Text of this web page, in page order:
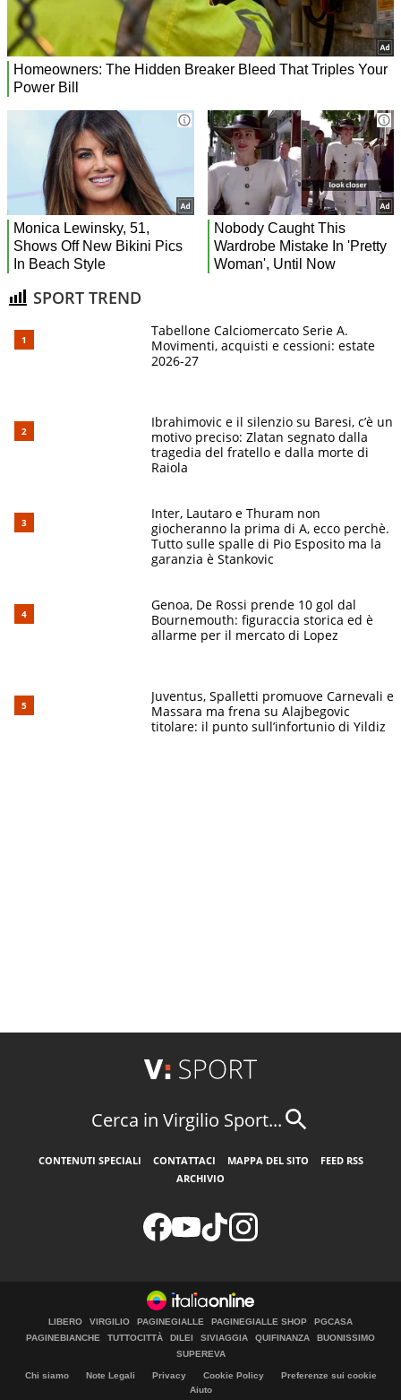
SPORT TREND
Tabellone Calciomercato Serie A.
Movimenti, acquisti e cessioni: estate
2026-27
Ibrahimovic e il silenzio su Baresi, c’è un
motivo preciso: Zlatan segnato dalla
tragedia del fratello e dalla morte di
Raiola
Inter, Lautaro e Thuram non
giocheranno la prima di A, ecco perchè.
Tutto sulle spalle di Pio Esposito ma la
garanzia è Stankovic
Genoa, De Rossi prende 10 gol dal
Bournemouth: figuraccia storica ed è
allarme per il mercato di Lopez
Juventus, Spalletti promuove Carnevali e
Massara ma frena su Alajbegovic
titolare: il punto sull’infortunio di Yildiz
Cerca in Virgilio Sport...
CONTENUTI SPECIALI CONTATTACI MAPPA DEL SITO
FEED RSS
ARCHIVIO
LIBERO VIRGILIO PAGINEGIALLE PAGINEGIALLE SHOP
PGCASA
PAGINEBIANCHE
TUTTOCITTÀ DILEI SIVIAGGIA QUIFINANZA
BUONISSIMO
SUPEREVA
Chi siamo Note Legali Privacy Cookie Policy
Preferenze sui cookie
Aiuto